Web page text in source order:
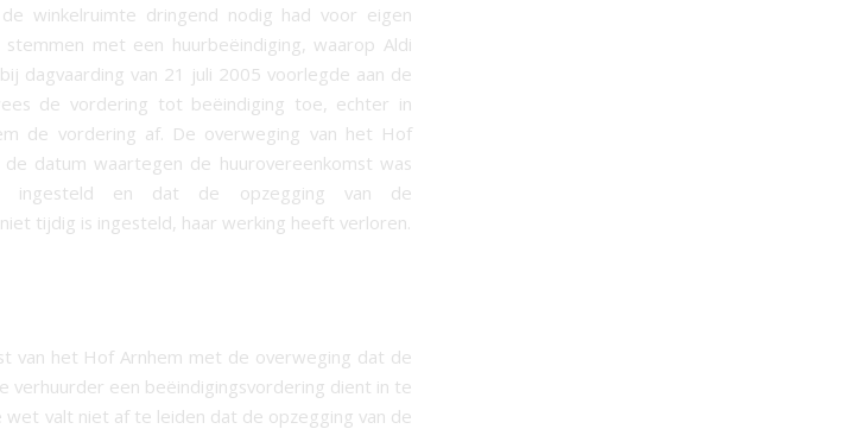
winkelruimte dringend nodig had voor eigen
met een huurbeëindiging, waarop Aldi
dagvaarding van 21 juli 2005 voorlegde aan de
de vordering tot beëindiging toe, echter in
de vordering af. De overweging van het Hof
datum waartegen de huurovereenkomst was
ingesteld en dat de opzegging van de
tijdig is ingesteld, haar werking heeft verloren.
van het Hof Arnhem met de overweging dat de
verhuurder een beëindigingsvordering dient in te
wet valt niet af te leiden dat de opzegging van de